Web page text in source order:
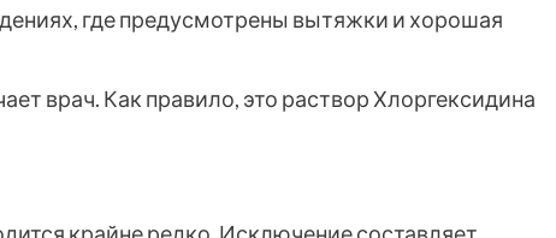
где предусмотрены вытяжки и хорошая
врач. Как правило, это раствор Хлоргексидина